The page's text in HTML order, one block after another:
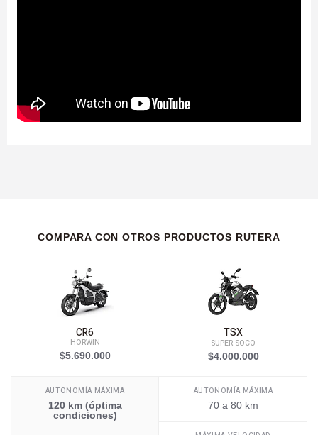
COMPARA CON OTROS PRODUCTOS RUTERA
CR6
HORWIN
$5.690.000
AUTONOMÍA MÁXIMA
120 km (óptima
condiciones)
TSX
SUPER SOCO
$4.000.000
AUTONOMÍA MÁXIMA
70 a 80 km